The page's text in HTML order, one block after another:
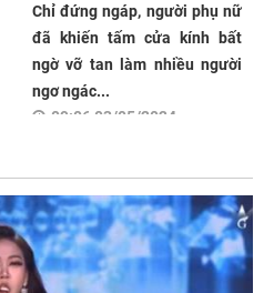
Chỉ đứng ngáp, người phụ nữ
đã khiến tấm cửa kính bất
ngờ vỡ tan làm nhiều người
ngơ ngác...
09:06 03/05/2024